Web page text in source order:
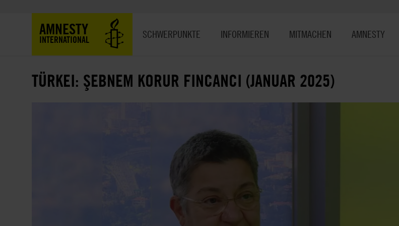
AMNESTY
INTERNATIONAL SCHWERPUNKTE INFORMIEREN MITMACHEN AMNESTY
TÜRKEI: ŞEBNEM KORUR FINCANCI (JANUAR 2025)